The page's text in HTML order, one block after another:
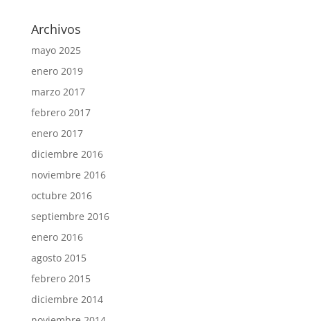
Archivos
mayo 2025
enero 2019
marzo 2017
febrero 2017
enero 2017
diciembre 2016
noviembre 2016
octubre 2016
septiembre 2016
enero 2016
agosto 2015
febrero 2015
diciembre 2014